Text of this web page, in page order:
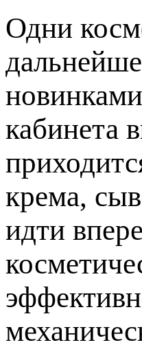
Одни
кабинета
крема,
идти